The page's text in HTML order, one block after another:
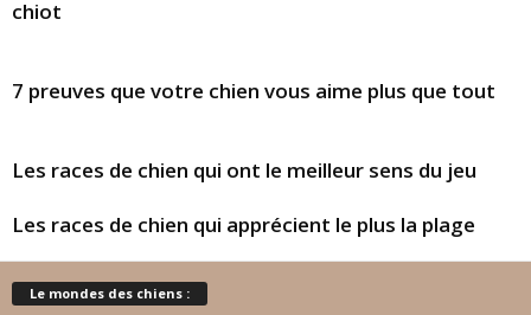
chiot
7 preuves que votre chien vous aime plus que tout
Les races de chien qui ont le meilleur sens du jeu
Les races de chien qui apprécient le plus la plage
Le mondes des chiens :